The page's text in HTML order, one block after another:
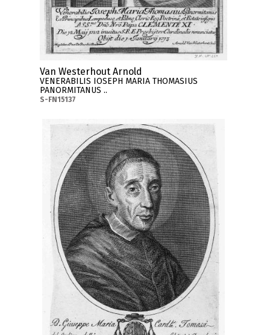
Van Westerhout Arnold
VENERABILIS IOSEPH MARIA THOMASIUS
PANORMITANUS ..
S-FN15137